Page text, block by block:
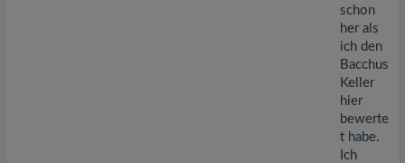
schon
her als
ich den
Bacchus
Keller
hier
bewerte
t habe.
Ich